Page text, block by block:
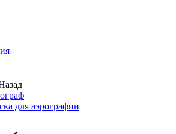
для аэрографии